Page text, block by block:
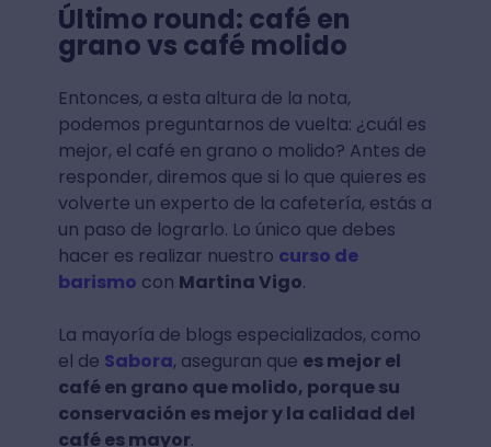
Último round: café en
grano vs café molido
Entonces, a esta altura de la nota,
podemos preguntarnos de vuelta: ¿cuál es
mejor, el café en grano o molido? Antes de
responder, diremos que si lo que quieres es
volverte un experto de la cafetería, estás a
un paso de lograrlo. Lo único que debes
hacer es realizar nuestro curso de
barismo con Martina Vigo.
La mayoría de blogs especializados, como
el de Sabora, aseguran que es mejor el
café en grano que molido, porque su
conservación es mejor y la calidad del
café es mayor.